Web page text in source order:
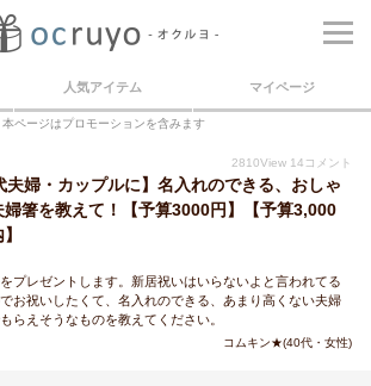
人気アイテム マイページ
本ページはプロモーションを含みます
2810View 14 コメント
夫婦・カップルに】名入れのできる、おしゃ
婦箸を教えて！【予算3000円】【予算3,000
プレゼントします。新居祝いはいらないよと言われてる
お祝いしたくて、名入れのできる、あまり高くない夫婦
らえそうなものを教えてください。
コムキン★(40代・女性)